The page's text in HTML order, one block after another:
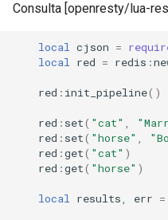
push-stream
redis-rate-limit
redis2
Consulta [openresty/lua-
local cjson =
local
red = redis :
red : init_pipeline()
red : set( "cat"
red : set( "horse"
red :get( "cat" )
red :get( "horse" )
local results err =